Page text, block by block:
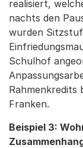
realisiert,
nachts den
wurden
Schulhof
Rahmenkredits
Franken.
Beispiel 3: